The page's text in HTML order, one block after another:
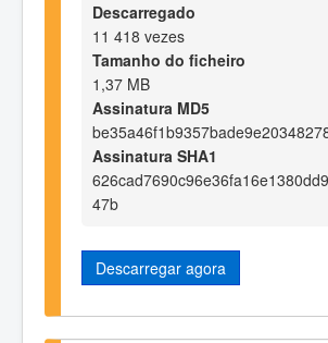
Descarregado
11 418 vezes
Tamanho do ficheiro
1,37 MB
Assinatura MD5
Assinatura SHA1
47b
Descarregar agora